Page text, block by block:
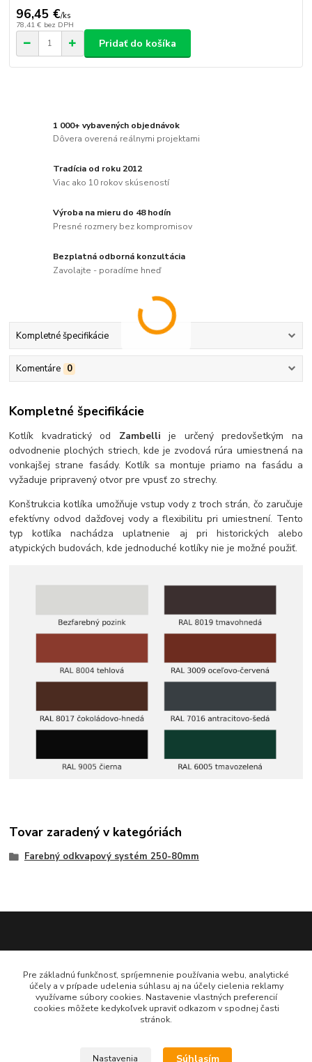
96,45 €/ks
78,41 € bez DPH
Pridať do košíka
1 000+ vybavených objednávok
Dôvera overená reálnymi projektami
Tradícia od roku 2012
Viac ako 10 rokov skúseností
Výroba na mieru do 48 hodín
Presné rozmery bez kompromisov
Bezplatná odborná konzultácia
Zavolajte - poradíme hneď
Kompletné špecifikácie
Komentáre 0
Kompletné špecifikácie
Kotlík kvadratický od Zambelli je určený predovšetkým na
odvodnenie plochých striech, kde je zvodová rúra umiestnená na
vonkajšej strane fasády. Kotlík sa montuje priamo na fasádu a
vyžaduje pripravený otvor pre vpusť zo strechy.
Konštrukcia kotlíka umožňuje vstup vody z troch strán, čo zaručuje
efektívny odvod dažďovej vody a flexibilitu pri umiestnení. Tento
typ kotlíka nachádza uplatnenie aj pri historických alebo
atypických budovách, kde jednoduché kotlíky nie je možné použiť.
Tovar zaradený v kategóriách
Farebný odkvapový systém 250-80mm
0948 484 313
Po-Pia 7:30-16:00 hod
doplnkykstrecham@gmail.com
Pre základnú funkčnosť, spríjemnenie používania webu, analytické
účely a v prípade udelenia súhlasu aj na účely cielenia reklamy
využívame súbory cookies. Nastavenie vlastných preferencií
cookies môžete kedykoľvek upraviť odkazom v spodnej časti
stránok.
Nastavenia Súhlasím